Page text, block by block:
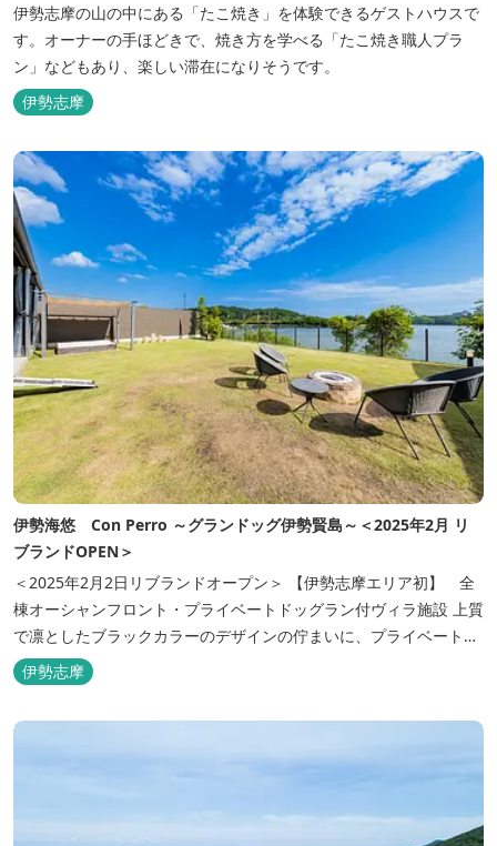
伊勢志摩の山の中にある「たこ焼き」を体験できるゲストハウスで
す。オーナーの手ほどきで、焼き方を学べる「たこ焼き職人プラ
ン」などもあり、楽しい滞在になりそうです。
伊勢志摩
伊勢海悠 Con Perro ～グランドッグ伊勢賢島～＜2025年2月 リ
ブランドOPEN＞
＜2025年2月2日リブランドオープン＞ 【伊勢志摩エリア初】 全
棟オーシャンフロント・プライベートドッグラン付ヴィラ施設 上質
で凛としたブラックカラーのデザインの佇まいに、プライベート感
溢れる客室。 客室に一歩入れば全室海に面したオーシャンフロン
ト。 颯爽とした広いプライベートドッグランと青色に輝く英虞湾を
眺める最高のロケーション。 ▸インクルーシブサービスのお部屋
伊勢志摩